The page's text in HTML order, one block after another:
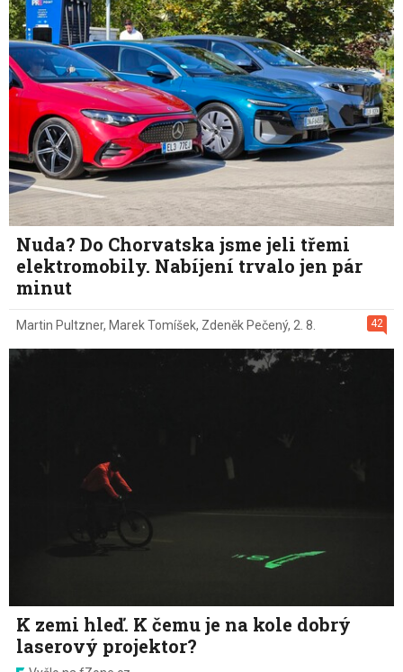
Nuda? Do Chorvatska jsme jeli třemi
elektromobily. Nabíjení trvalo jen pár
minut
42
Martin Pultzner, Marek Tomíšek, Zdeněk Pečený, 2. 8.
K zemi hleď. K čemu je na kole dobrý
laserový projektor?